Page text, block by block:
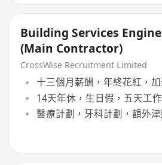
Building Services
(Main Contractor)
CrossWise Recruitment Limited
十三個月薪酬，年終花紅，
14天年休，生日假，五天工
醫療計劃，牙科計劃，額外